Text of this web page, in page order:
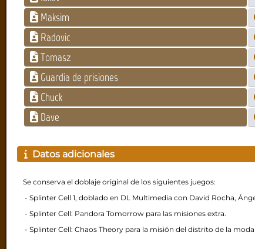
Maksim
Radovic
Tomasz
Guardia de prisiones
Chuck
Dave
Datos adicionales
Se conserva el doblaje original de los siguientes juegos:
- Splinter Cell 1, doblado en DL Multimedia con David Rocha,
- Splinter Cell: Pandora Tomorrow para las misiones extra.
- Splinter Cell: Chaos Theory para la misión del distrito de la